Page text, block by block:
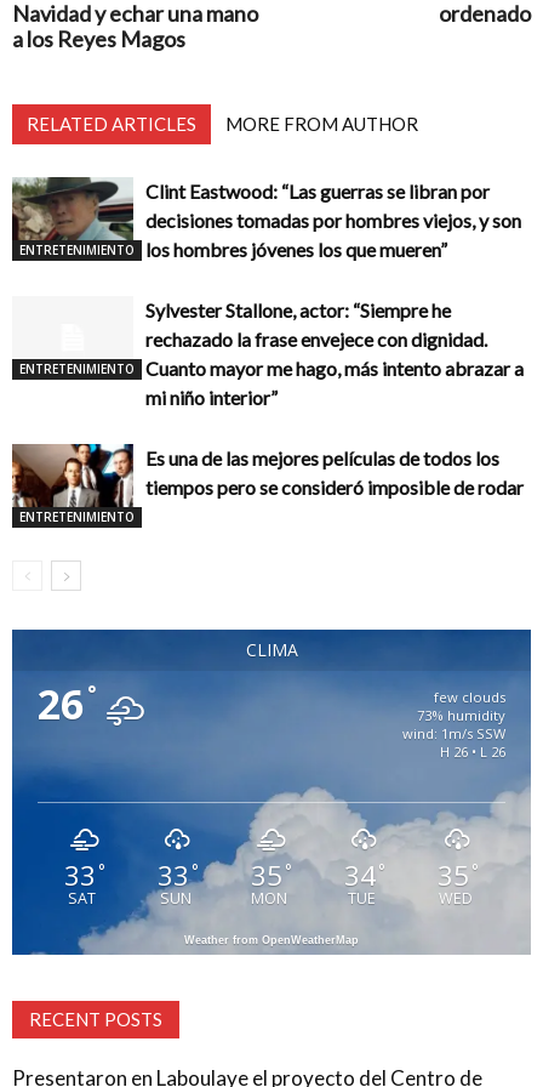
Navidad y echar una mano
a los Reyes Magos
ordenado
RELATED ARTICLES MORE FROM AUTHOR
ENTRETENIMIENTO
Clint Eastwood: “Las guerras se libran por
decisiones tomadas por hombres viejos, y son
los hombres jóvenes los que mueren”
ENTRETENIMIENTO
Sylvester Stallone, actor: “Siempre he
rechazado la frase envejece con dignidad.
Cuanto mayor me hago, más intento abrazar a
mi niño interior”
ENTRETENIMIENTO
Es una de las mejores películas de todos los
tiempos pero se consideró imposible de rodar
CLIMA
26°
few clouds
73% humidity
wind: 1m/s SSW
H 26 • L 26
33 °
SAT
33°
SUN
35 °
MON
34°
TUE
35 °
WED
Weather from OpenWeatherMap
RECENT POSTS
Presentaron en Laboulaye el proyecto del Centro de